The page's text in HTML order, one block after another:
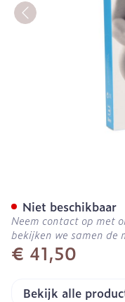
€ 41,50
Niet beschikbaar
Neem contact op met
bekijken we samen de
Bekijk alle